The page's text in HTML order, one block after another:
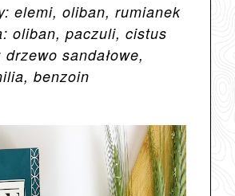
elemi, oliban, rumianek
oliban, paczuli, cistus
sandałowe,
benzoin